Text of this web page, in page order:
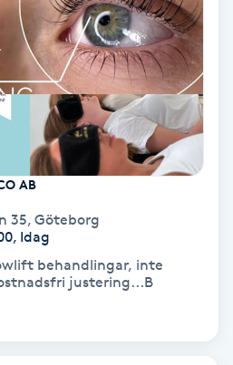
AB
35, Göteborg
Idag
behandlingar, inte
justering...B